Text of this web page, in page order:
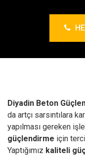
Diyadin Beton
da artçı sarsıntılara
yapılması gereken
güçlendirme için
Yaptığımız kaliteli